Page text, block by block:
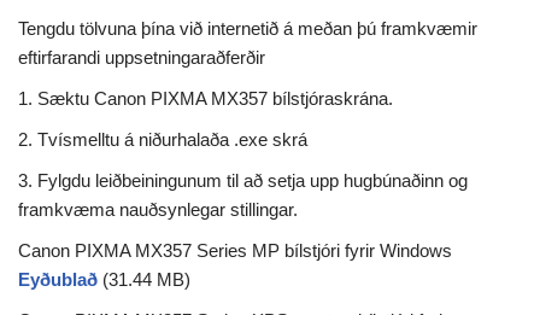
Tengdu tölvuna þína við internetið á meðan þú framkvæmir
eftirfarandi uppsetningaraðferðir
1. Sæktu Canon PIXMA MX357 bílstjóraskrána.
2. Tvísmelltu á niðurhalaða .exe skrá
3. Fylgdu leiðbeiningunum til að setja upp hugbúnaðinn og
framkvæma nauðsynlegar stillingar.
Canon PIXMA MX357 Series MP bílstjóri fyrir Windows
Eyðublað (31.44 MB)